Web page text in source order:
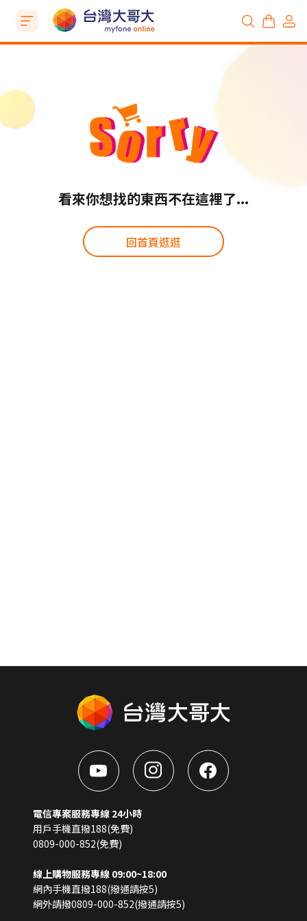
看來你想找的東西不在這裡了...
回首頁逛逛
電信專案服務專線 24小時
用戶手機直撥188(免費)
0809-000-852(免費)
線上購物服務專線 09:00~18:00
網內手機直撥188(撥通請按5)
網外請撥0809-000-852(撥通請按5)